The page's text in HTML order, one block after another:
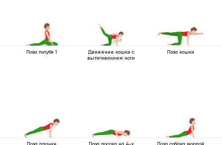
Поза голубя 1
Движение кошки с
вытягиванием ноги
Поза кошки
Поза планки Поза посоха на 4-х Поза собака мордой